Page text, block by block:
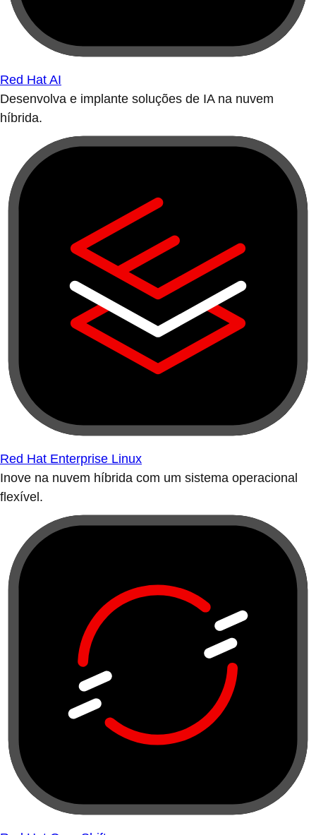
Red Hat AI
Desenvolva e implante soluções de IA na nuvem
híbrida.
Red Hat Enterprise Linux
Inove na nuvem híbrida com um sistema operacional
flexível.